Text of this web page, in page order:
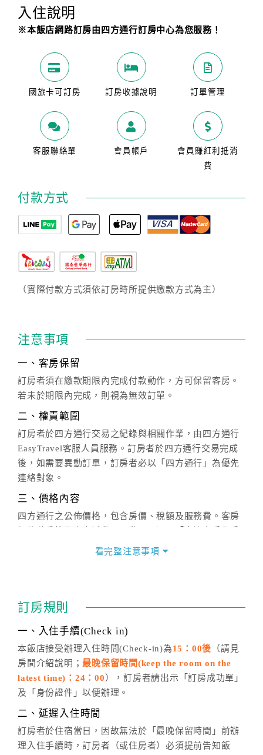
入住說明
※本飯店網路訂房由四方通行訂房中心為您服務！
國旅卡可訂房 訂房收據說明 訂單管理
客服聯絡單 會員帳戶
會員賺紅利抵消
費
付款方式
（實際付款方式須依訂房時所提供繳款方式為主）
注意事項
一、客房保留
訂房者須在繳款期限內完成付款動作，方可保留客房。
若未於期限內完成，則視為無效訂單。
二、權責範圍
訂房者於四方通行交易之紀錄與相關作業，由四方通行
EasyTravel客服人員服務。訂房者於四方通行交易完成
後，如需要異動訂單，訂房者必以「四方通行」為優先
連絡對象。
三、價格內容
四方通行之公佈價格，包含房價、稅額及服務費。客房
價」之當日價格為標準。
話方式異動訂單。
※非客服時間之申辦異動，皆為次日計算及辦理。
五、客服時間
週一至週日，上午9:00～晚上6:00
六、聯絡方式
(07)9682715 。
看完整注意事項
訂房規則
一、入住手續(Check in)
本飯店接受辦理入住時間(Check-in)為15：00後 （請見
房間介紹說明；最晚保留時間(keep the room on the
latest time)：24：00 ），訂房者請出示「訂房成功單」
及「身份證件」以便辦理。
二、延遲入住時間
訂房者於住宿當日，因故無法於「最晚保留時間」前辦
理入住手續時，訂房者（或住房者）必須提前告知飯